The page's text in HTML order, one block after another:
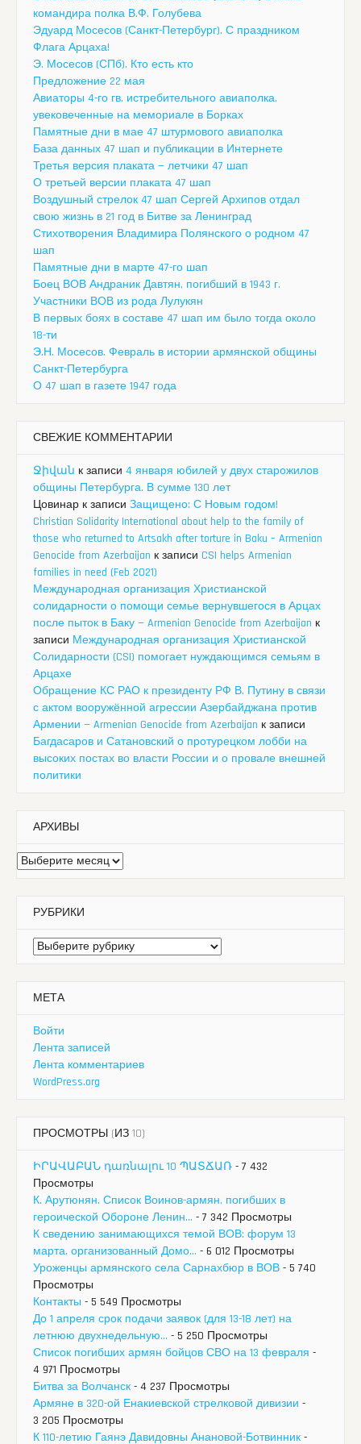
командира полка В.Ф. Голубева
Эдуард Мосесов (Санкт-Петербург). С праздником
Флага Арцаха!
Э. Мосесов (СПб). Кто есть кто
Предложение 22 мая
Авиаторы 4-го гв. истребительного авиаполка,
увековеченные на мемориале в Борках
Памятные дни в мае 47 штурмового авиаполка
База данных 47 шап и публикации в Интернете
Третья версия плаката — летчики 47 шап
О третьей версии плаката 47 шап
Воздушный стрелок 47 шап Сергей Архипов отдал
свою жизнь в 21 год в Битве за Ленинград
Стихотворения Владимира Полянского о родном 47
шап
Памятные дни в марте 47-го шап
Боец ВОВ Андраник Давтян, погибший в 1943 г.
Участники ВОВ из рода Лулукян
В первых боях в составе 47 шап им было тогда около
18-ти
Э.Н. Мосесов. Февраль в истории армянской общины
Санкт-Петербурга
О 47 шап в газете 1947 года
СВЕЖИЕ КОММЕНТАРИИ
Ջիվան к записи 4 января юбилей у двух старожилов
общины Петербурга. В сумме 130 лет
Цовинар к записи Защищено: С Новым годом!
Christian Solidarity International about help to the family of
those who returned to Artsakh after torture in Baku – Armenian
Genocide from Azerbaijan к записи CSI helps Armenian
families in need (Feb 2021)
Международная организация Христианской
солидарности о помощи семье вернувшегося в Арцах
после пыток в Баку — Armenian Genocide from Azerbaijan к
записи Международная организация Христианской
Солидарности (CSI) помогает нуждающимся семьям в
Арцахе
Обращение КС РАО к президенту РФ В. Путину в связи
с актом вооружённой агрессии Азербайджана против
Армении — Armenian Genocide from Azerbaijan к записи
Багдасаров и Сатановский о протурецком лобби на
высоких постах во власти России и о провале внешней
политики
АРХИВЫ
Архивы
РУБРИКИ
Рубрики
МЕТА
Войти
Лента записей
Лента комментариев
WordPress.org
ПРОСМОТРЫ (ИЗ 10)
ԻՐԱՎԱԲԱՆ դառնալու 10 ՊԱՏՃԱՌ - 7 432
Просмотры
К. Арутюнян. Список Воинов-армян, погибших в
героической Обороне Ленин... - 7 342 Просмотры
К сведению занимающихся темой ВОВ: форум 13
марта, организованный Домо... - 6 012 Просмотры
Уроженцы армянского села Сарнахбюр в ВОВ - 5 740
Просмотры
Контакты - 5 549 Просмотры
До 1 апреля срок подачи заявок (для 13-18 лет) на
летнюю двухнедельную... - 5 250 Просмотры
Список погибших армян бойцов СВО на 13 февраля -
4 971 Просмотры
Битва за Волчанск - 4 237 Просмотры
Армяне в 320-ой Енакиевской стрелковой дивизии -
3 205 Просмотры
К 110-летию Гаянэ Давидовны Анановой-Ботвинник -